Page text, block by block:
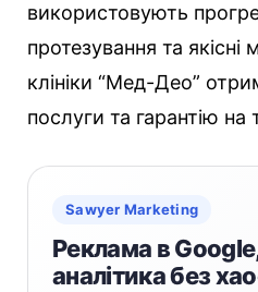
використовують
протезування та якісні
клініки “Мед-Део”
послуги та гарантію на
Sawyer Marketing
Реклама в
аналітика без